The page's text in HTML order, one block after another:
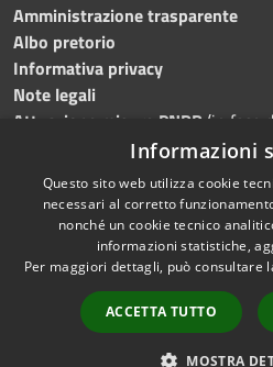
Amministrazione trasparente
Albo pretorio
Informativa privacy
Note legali
Attuazione misure PNRR (in fase
Dichiarazione di accessibilità
Accessibilità
Informazioni
Questo sito web utilizza cookie
necessari al corretto
nonché un cookie tecnico
informazioni statistiche,
Per maggiori dettagli, può consultare
ACCETTA TUTTO
MOSTRA